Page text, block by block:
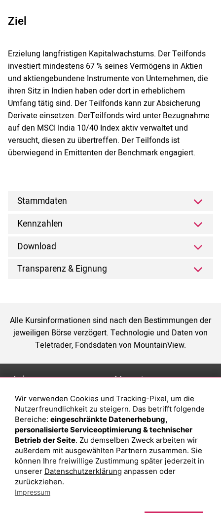
Ziel
Erzielung langfristigen Kapitalwachstums. Der Teilfonds
investiert mindestens 67 % seines Vermögens in Aktien
und aktiengebundene Instrumente von Unternehmen, die
ihren Sitz in Indien haben oder dort in erheblichem
Umfang tätig sind. Der Teilfonds kann zur Absicherung
Derivate einsetzen. DerTeilfonds wird unter Bezugnahme
auf den MSCI India 10/40 Index aktiv verwaltet und
versucht, diesen zu übertreffen. Der Teilfonds ist
überwiegend in Emittenten der Benchmark engagiert.
Stammdaten
Kennzahlen
Download
Transparenz & Eignung
Alle Kursinformationen sind nach den Bestimmungen der
jeweiligen Börse verzögert. Technologie und Daten von
Teletrader, Fondsdaten von MountainView.
Anlage
Depot eröffnen
Depot vergleichen
Junior Depot
Top-Seller-Fonds
Top-Fonds
Fonds-Suche
Magazin
Was sind sind ETFs?
Sparplan Vorteile
Was ist ein Fonds?
Wir verwenden Cookies und Tracking-Pixel, um die
Nutzerfreundlichkeit zu steigern. Das betrifft folgende
Bereiche: eingeschränkte Datenerhebung,
personalisierte Serviceoptimierung & technischer
Betrieb der Seite. Zu demselben Zweck arbeiten wir
außerdem mit ausgewählten Partnern zusammen. Sie
können Ihre freiwillige Zustimmung später jederzeit in
unserer Datenschutzerklärung anpassen oder
zurückziehen.
Impressum